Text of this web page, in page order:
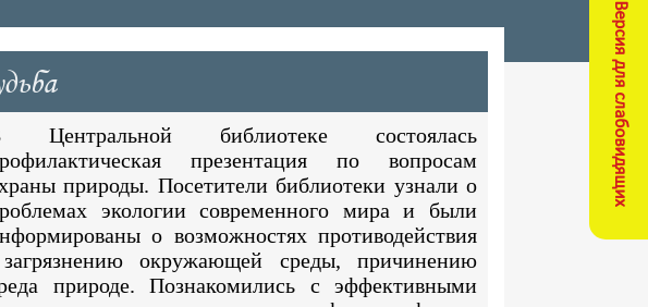
Версия для слабовидящих
Центральной библиотеке состоялась
презентация по вопросам
природы. Посетители библиотеки узнали о
экологии современного мира и были
о возможностях противодействия
загрязнению окружающей среды, причинению
природе. Познакомились с эффективными